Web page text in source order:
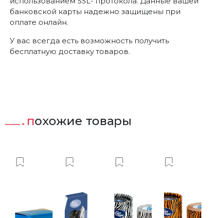
банковской карты надежно защищены при
оплате онлайн.
У вас всегда есть возможность получить
бесплатную доставку товаров.
похожие товары
в Вишлист
Добавить в ВишлистДобавить в ВишлистДобавить в Вишлист